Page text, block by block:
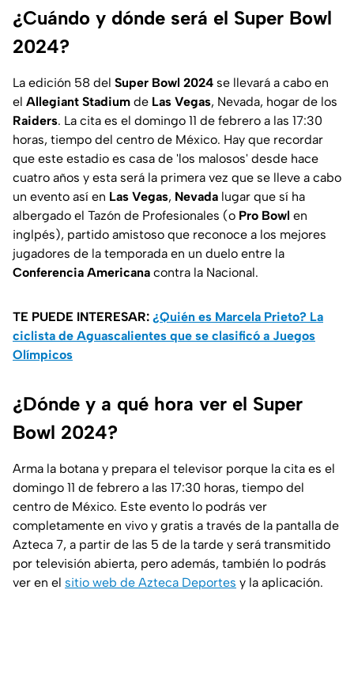
¿Cuándo y dónde será el Super Bowl
2024?
La edición 58 del Super Bowl 2024 se llevará a cabo en
el Allegiant Stadium de Las Vegas, Nevada, hogar de los
Raiders. La cita es el domingo 11 de febrero a las 17:30
horas, tiempo del centro de México. Hay que recordar
que este estadio es casa de 'los malosos' desde hace
cuatro años y esta será la primera vez que se lleve a cabo
un evento así en Las Vegas, Nevada lugar que sí ha
albergado el Tazón de Profesionales (o Pro Bowl en
inglpés), partido amistoso que reconoce a los mejores
jugadores de la temporada en un duelo entre la
Conferencia Americana contra la Nacional.
TE PUEDE INTERESAR: ¿Quién es Marcela Prieto? La
ciclista de Aguascalientes que se clasificó a Juegos
Olímpicos
¿Dónde y a qué hora ver el Super
Bowl 2024?
Arma la botana y prepara el televisor porque la cita es el
domingo 11 de febrero a las 17:30 horas, tiempo del
centro de México. Este evento lo podrás ver
completamente en vivo y gratis a través de la pantalla de
Azteca 7, a partir de las 5 de la tarde y será transmitido
por televisión abierta, pero además, también lo podrás
ver en el sitio web de Azteca Deportes y la aplicación.